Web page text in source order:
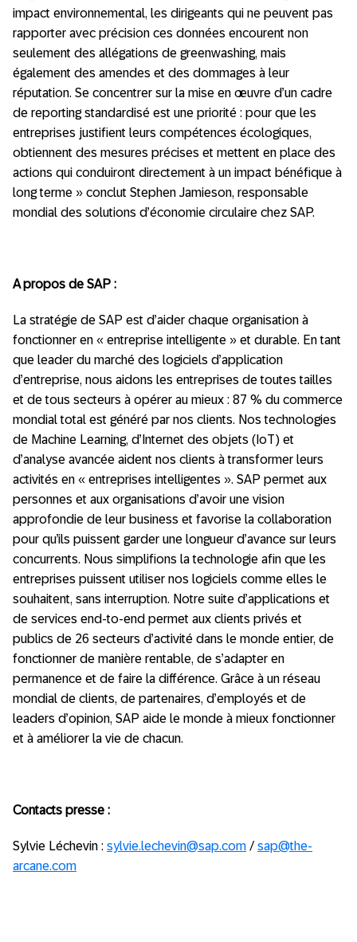
impact environnemental, les dirigeants qui ne peuvent pas
rapporter avec précision ces données encourent non
seulement des allégations de greenwashing, mais
également des amendes et des dommages à leur
réputation. Se concentrer sur la mise en œuvre d’un cadre
de reporting standardisé est une priorité : pour que les
entreprises justifient leurs compétences écologiques,
obtiennent des mesures précises et mettent en place des
actions qui conduiront directement à un impact bénéfique à
long terme » conclut Stephen Jamieson, responsable
mondial des solutions d’économie circulaire chez SAP.
A propos de SAP :
La stratégie de SAP est d’aider chaque organisation à
fonctionner en « entreprise intelligente » et durable. En tant
que leader du marché des logiciels d’application
d’entreprise, nous aidons les entreprises de toutes tailles
et de tous secteurs à opérer au mieux : 87 % du commerce
mondial total est généré par nos clients. Nos technologies
de Machine Learning, d’Internet des objets (IoT) et
d’analyse avancée aident nos clients à transformer leurs
activités en « entreprises intelligentes ». SAP permet aux
personnes et aux organisations d’avoir une vision
approfondie de leur business et favorise la collaboration
pour qu’ils puissent garder une longueur d’avance sur leurs
concurrents. Nous simplifions la technologie afin que les
entreprises puissent utiliser nos logiciels comme elles le
souhaitent, sans interruption. Notre suite d’applications et
de services end-to-end permet aux clients privés et
publics de 26 secteurs d’activité dans le monde entier, de
fonctionner de manière rentable, de s’adapter en
permanence et de faire la différence. Grâce à un réseau
mondial de clients, de partenaires, d’employés et de
leaders d’opinion, SAP aide le monde à mieux fonctionner
et à améliorer la vie de chacun.
Contacts presse :
Sylvie Léchevin : sylvie.lechevin@sap.com / sap@the-
arcane.com